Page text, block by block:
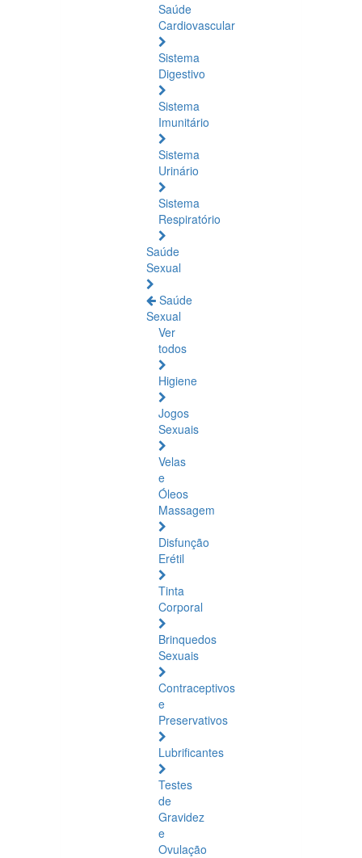
Saúde
Cardiovascular
Sistema
Digestivo
Sistema
Imunitário
Sistema
Urinário
Sistema
Respiratório
Saúde
Sexual
Saúde
Sexual
Ver
todos
Higiene
Jogos
Sexuais
Velas
e
Óleos
Massagem
Disfunção
Erétil
Tinta
Corporal
Brinquedos
Sexuais
Contraceptivos
e
Preservativos
Lubrificantes
Testes
de
Gravidez
e
Ovulação